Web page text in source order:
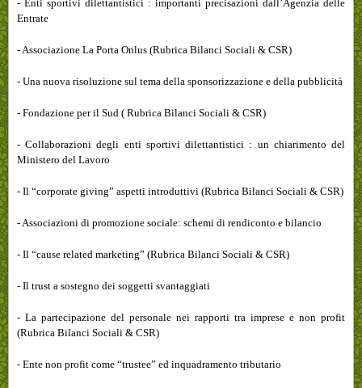
- Enti sportivi dilettantistici : importanti precisazioni dall’Agenzia delle
Entrate
- Associazione La Porta Onlus (Rubrica Bilanci Sociali & CSR)
- Una nuova risoluzione sul tema della sponsorizzazione e della pubblicità
- Fondazione per il Sud ( Rubrica Bilanci Sociali & CSR)
- Collaborazioni degli enti sportivi dilettantistici : un chiarimento del
Ministero del Lavoro
- Il “corporate giving” aspetti introduttivi (Rubrica Bilanci Sociali & CSR)
- Associazioni di promozione sociale: schemi di rendiconto e bilancio
- Il “cause related marketing” (Rubrica Bilanci Sociali & CSR)
- Il trust a sostegno dei soggetti svantaggiati
- La partecipazione del personale nei rapporti tra imprese e non profit
(Rubrica Bilanci Sociali & CSR)
- Ente non profit come “trustee” ed inquadramento tributario